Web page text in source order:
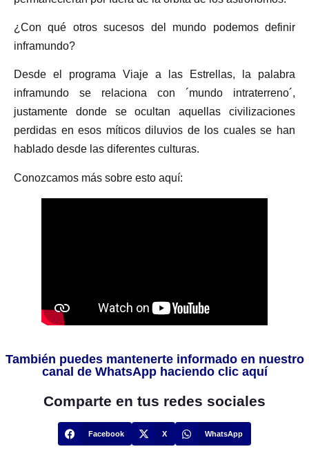
¿Con qué otros sucesos del mundo podemos definir
inframundo?
Desde el programa Viaje a las Estrellas, la palabra
inframundo se relaciona con ´mundo intraterreno´,
justamente donde se ocultan aquellas civilizaciones
perdidas en esos míticos diluvios de los cuales se han
hablado desde las diferentes culturas.
Conozcamos más sobre esto aquí:
También puedes mantenerte informado en nuestro
canal de WhatsApp haciendo clic aquí
Comparte en tus redes sociales
Facebook X WhatsApp